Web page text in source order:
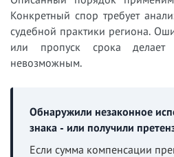
Конкретный спор требует
судебной практики региона.
или пропуск срока делает
невозможным.
Обнаружили незаконное
знака - или получили
Если сумма компенсации